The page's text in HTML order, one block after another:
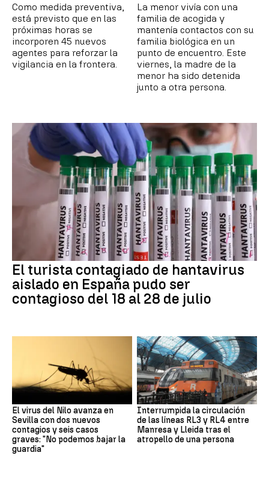
Como medida preventiva,
está previsto que en las
próximas horas se
incorporen 45 nuevos
agentes para reforzar la
vigilancia en la frontera.
La menor vivía con una
familia de acogida y
mantenía contactos con su
familia biológica en un
punto de encuentro. Este
viernes, la madre de la
menor ha sido detenida
junto a otra persona.
El turista contagiado de hantavirus
aislado en España pudo ser
contagioso del 18 al 28 de julio
El virus del Nilo avanza en
Sevilla con dos nuevos
contagios y seis casos
graves: "No podemos bajar la
guardia"
Interrumpida la circulación
de las líneas RL3 y RL4 entre
Manresa y Lleida tras el
atropello de una persona